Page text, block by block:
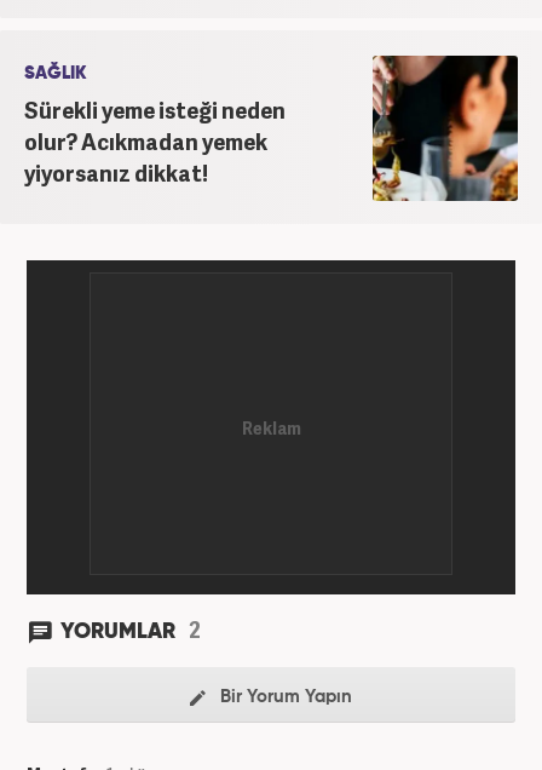
SAĞLIK
Sürekli yeme isteği neden
olur? Acıkmadan yemek
yiyorsanız dikkat!
YORUMLAR 2
Bir Yorum Yapın